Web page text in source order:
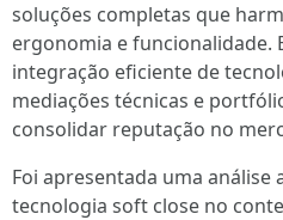
soluções completas que
ergonomia e funcionalidade.
integração eficiente de
mediações técnicas e
consolidar reputação no
Foi apresentada uma
tecnologia soft close no